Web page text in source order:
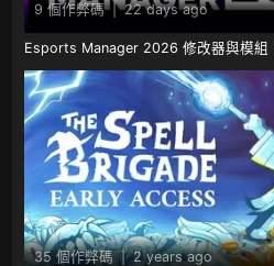
9 個作弊碼 | 22 days ago
Esports Manager 2026 修改器與模組
35 個作弊碼 | 2 years ago